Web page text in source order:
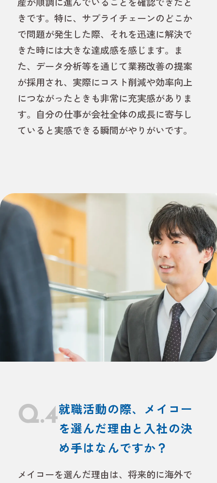
きです。特に、サプライチェーンのどこか
で問題が発生した際、それを迅速に解決で
きた時には大きな達成感を感じます。ま
た、データ分析等を通じて業務改善の提案
が採用され、実際にコスト削減や効率向上
につながったときも非常に充実感がありま
す。自分の仕事が会社全体の成長に寄与し
ていると実感できる瞬間がやりがいです。
Q.4就職活動の際、メイコー
を選んだ理由と入社の決
め手はなんですか？
メイコーを選んだ理由は、将来的に海外で